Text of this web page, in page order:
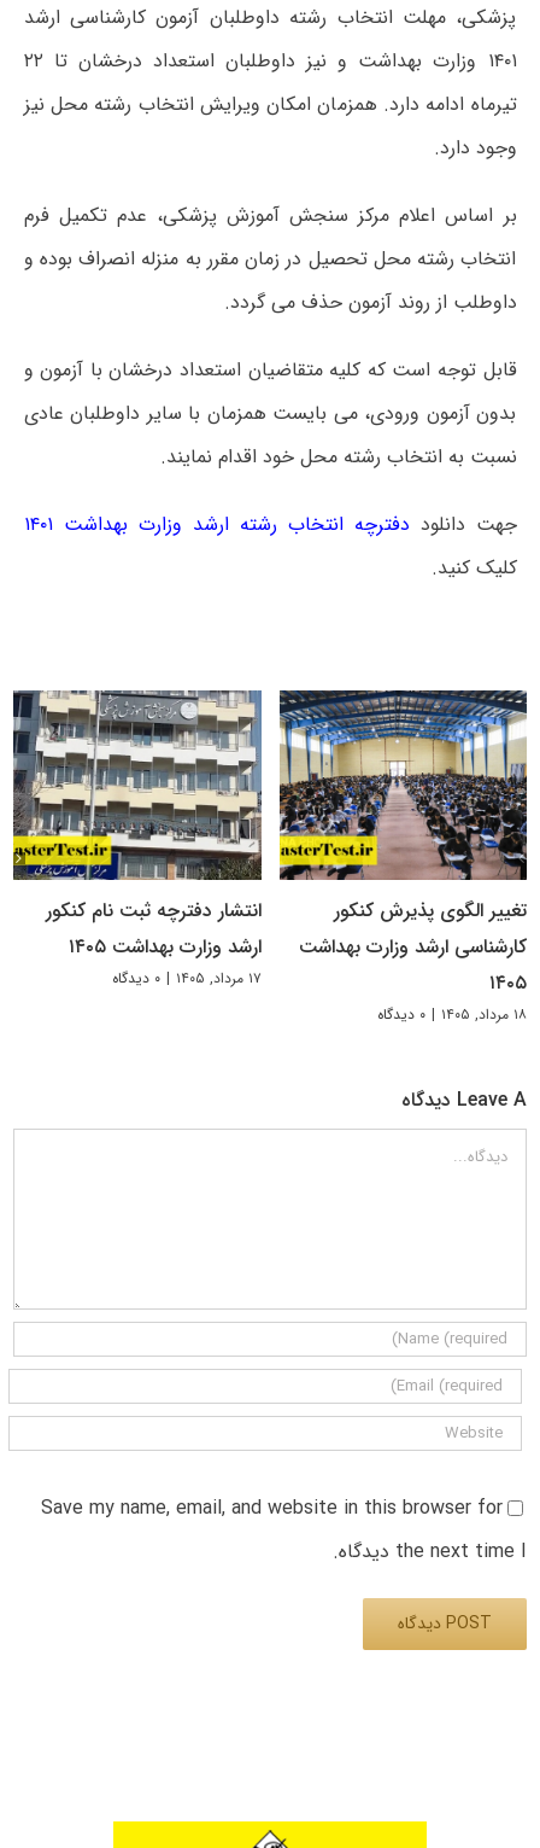
پزشکی، مهلت انتخاب رشته داوطلبان آزمون کارشناسی ارشد
۱۴۰۱ وزارت بهداشت و نیز داوطلبان استعداد درخشان تا ۲۲
تیرماه ادامه دارد. همزمان امکان ویرایش انتخاب رشته محل نیز
وجود دارد.
بر اساس اعلام مرکز سنجش آموزش پزشکی، عدم تکمیل فرم
انتخاب رشته محل تحصیل در زمان مقرر به منزله انصراف بوده و
داوطلب از روند آزمون حذف می گردد.
قابل توجه است که کلیه متقاضیان استعداد درخشان با آزمون و
بدون آزمون ورودی، می بایست همزمان با سایر داوطلبان عادی
نسبت به انتخاب رشته محل خود اقدام نمایند.
جهت دانلود دفترچه انتخاب رشته ارشد وزارت بهداشت ۱۴۰۱
کلیک کنید.
تغییر الگوی پذیرش کنکور
کارشناسی ارشد وزارت بهداشت
۱۴۰۵
۱۸ مرداد, ۱۴۰۵ | ۰ دیدگاه
انتشار دفترچه ثبت نام کنکور
ارشد وزارت بهداشت ۱۴۰۵
۱۷ مرداد, ۱۴۰۵ | ۰ دیدگاه
Leave A دیدگاه
دیدگاه
Save my name, email, and website in this browser for
the next time I دیدگاه.